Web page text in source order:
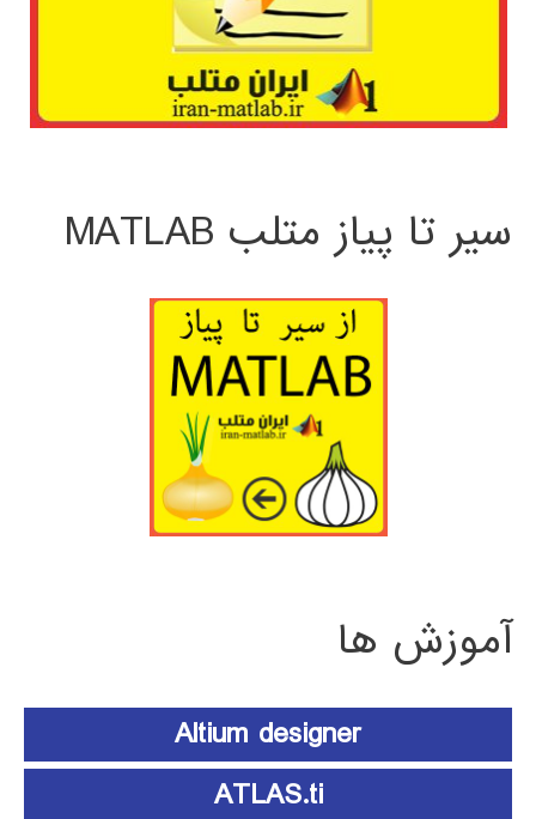
سیر تا پیاز متلب MATLAB
آموزش ها
Altium designer
ATLAS.ti